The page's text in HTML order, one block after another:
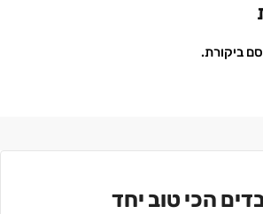
ביקורת.
הכי טוב יחד